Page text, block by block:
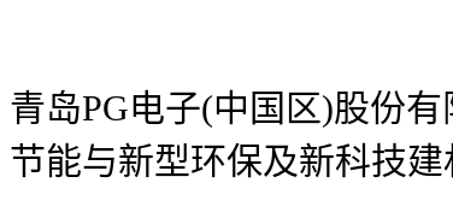
青岛PG电子(中国区)股份
节能与新型环保及新科技